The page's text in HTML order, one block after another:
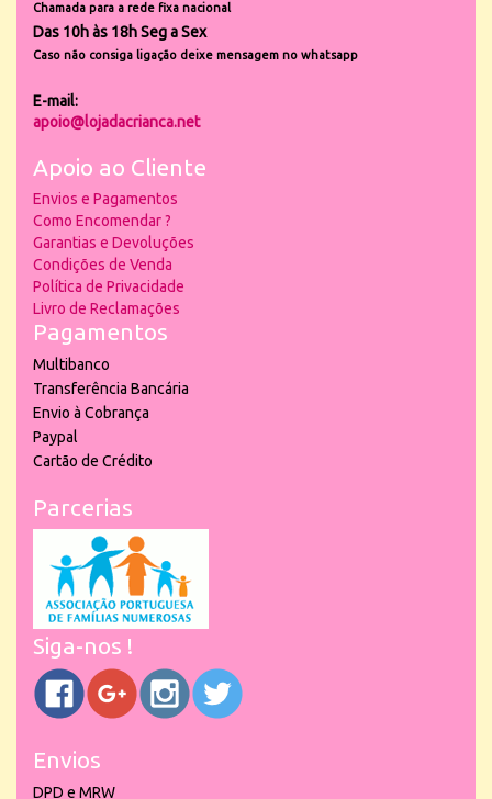
Chamada para a rede fixa nacional
Das 10h às 18h Seg a Sex
Caso não consiga ligação deixe mensagem no whatsapp
E-mail:
apoio@lojadacrianca.net
Apoio ao Cliente
Envios e Pagamentos
Como Encomendar ?
Garantias e Devoluções
Condições de Venda
Política de Privacidade
Livro de Reclamações
Pagamentos
Multibanco
Transferência Bancária
Envio à Cobrança
Paypal
Cartão de Crédito
Parcerias
Siga-nos !
Envios
DPD e MRW